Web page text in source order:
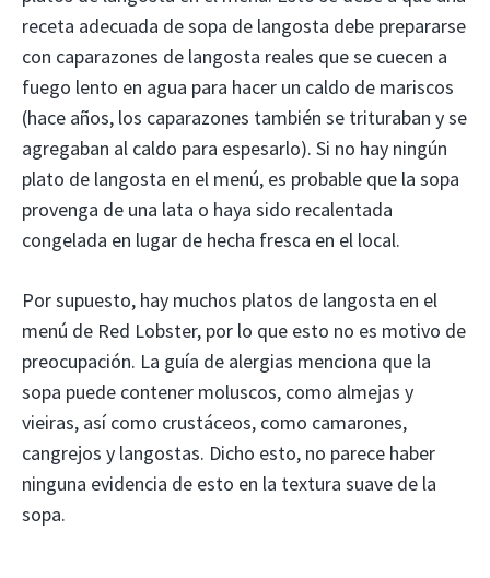
receta adecuada de sopa de langosta debe prepararse
con caparazones de langosta reales que se cuecen a
fuego lento en agua para hacer un caldo de mariscos
(hace años, los caparazones también se trituraban y se
agregaban al caldo para espesarlo). Si no hay ningún
plato de langosta en el menú, es probable que la sopa
provenga de una lata o haya sido recalentada
congelada en lugar de hecha fresca en el local.
Por supuesto, hay muchos platos de langosta en el
menú de Red Lobster, por lo que esto no es motivo de
preocupación. La guía de alergias menciona que la
sopa puede contener moluscos, como almejas y
vieiras, así como crustáceos, como camarones,
cangrejos y langostas. Dicho esto, no parece haber
ninguna evidencia de esto en la textura suave de la
sopa.